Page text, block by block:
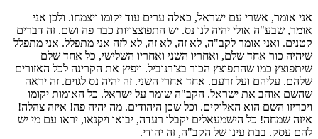
אני אומר, אשרי עם ישראל, כאלה ערים עוד יקומו ויצמחו. ולכן אני
אומר, שבע"ה אולי יהיה לנו נס. יש התפוצצויות כבר פה ושם. זה דברים
קטנים. ואני אומר לקב"ה, לא זה, לא זה, לא לזה אני מתפלל. אני מתפלל
שיהיה כור אחד שלם, ואחריו השני ואחריו השלישי, כל אחד שלם
שיתפוצץ כמו שהתפוצץ הכור בצ'רנוביל. ויפיץ את הקרינה לכל האזורים
שלהם. עליהם ועל זרעם. אחד אחרי השני. זה יהיה נס לגוים. זה יראה
שהשם אוהב את ישראל. הקב"ה שומר על ישראל. כל האומות יקומו
ויכריזו השם הוא האלוקים. וכל שכן היהודים. מה יהיה פה! איזה צהלה!
איזה שמחה! כל הישמעאלים יקבלו רעדה, יבואו ויקנאו, יראו עם מי יש
להם עסק. בבת עינו של הקב"ה, זה יהודי.